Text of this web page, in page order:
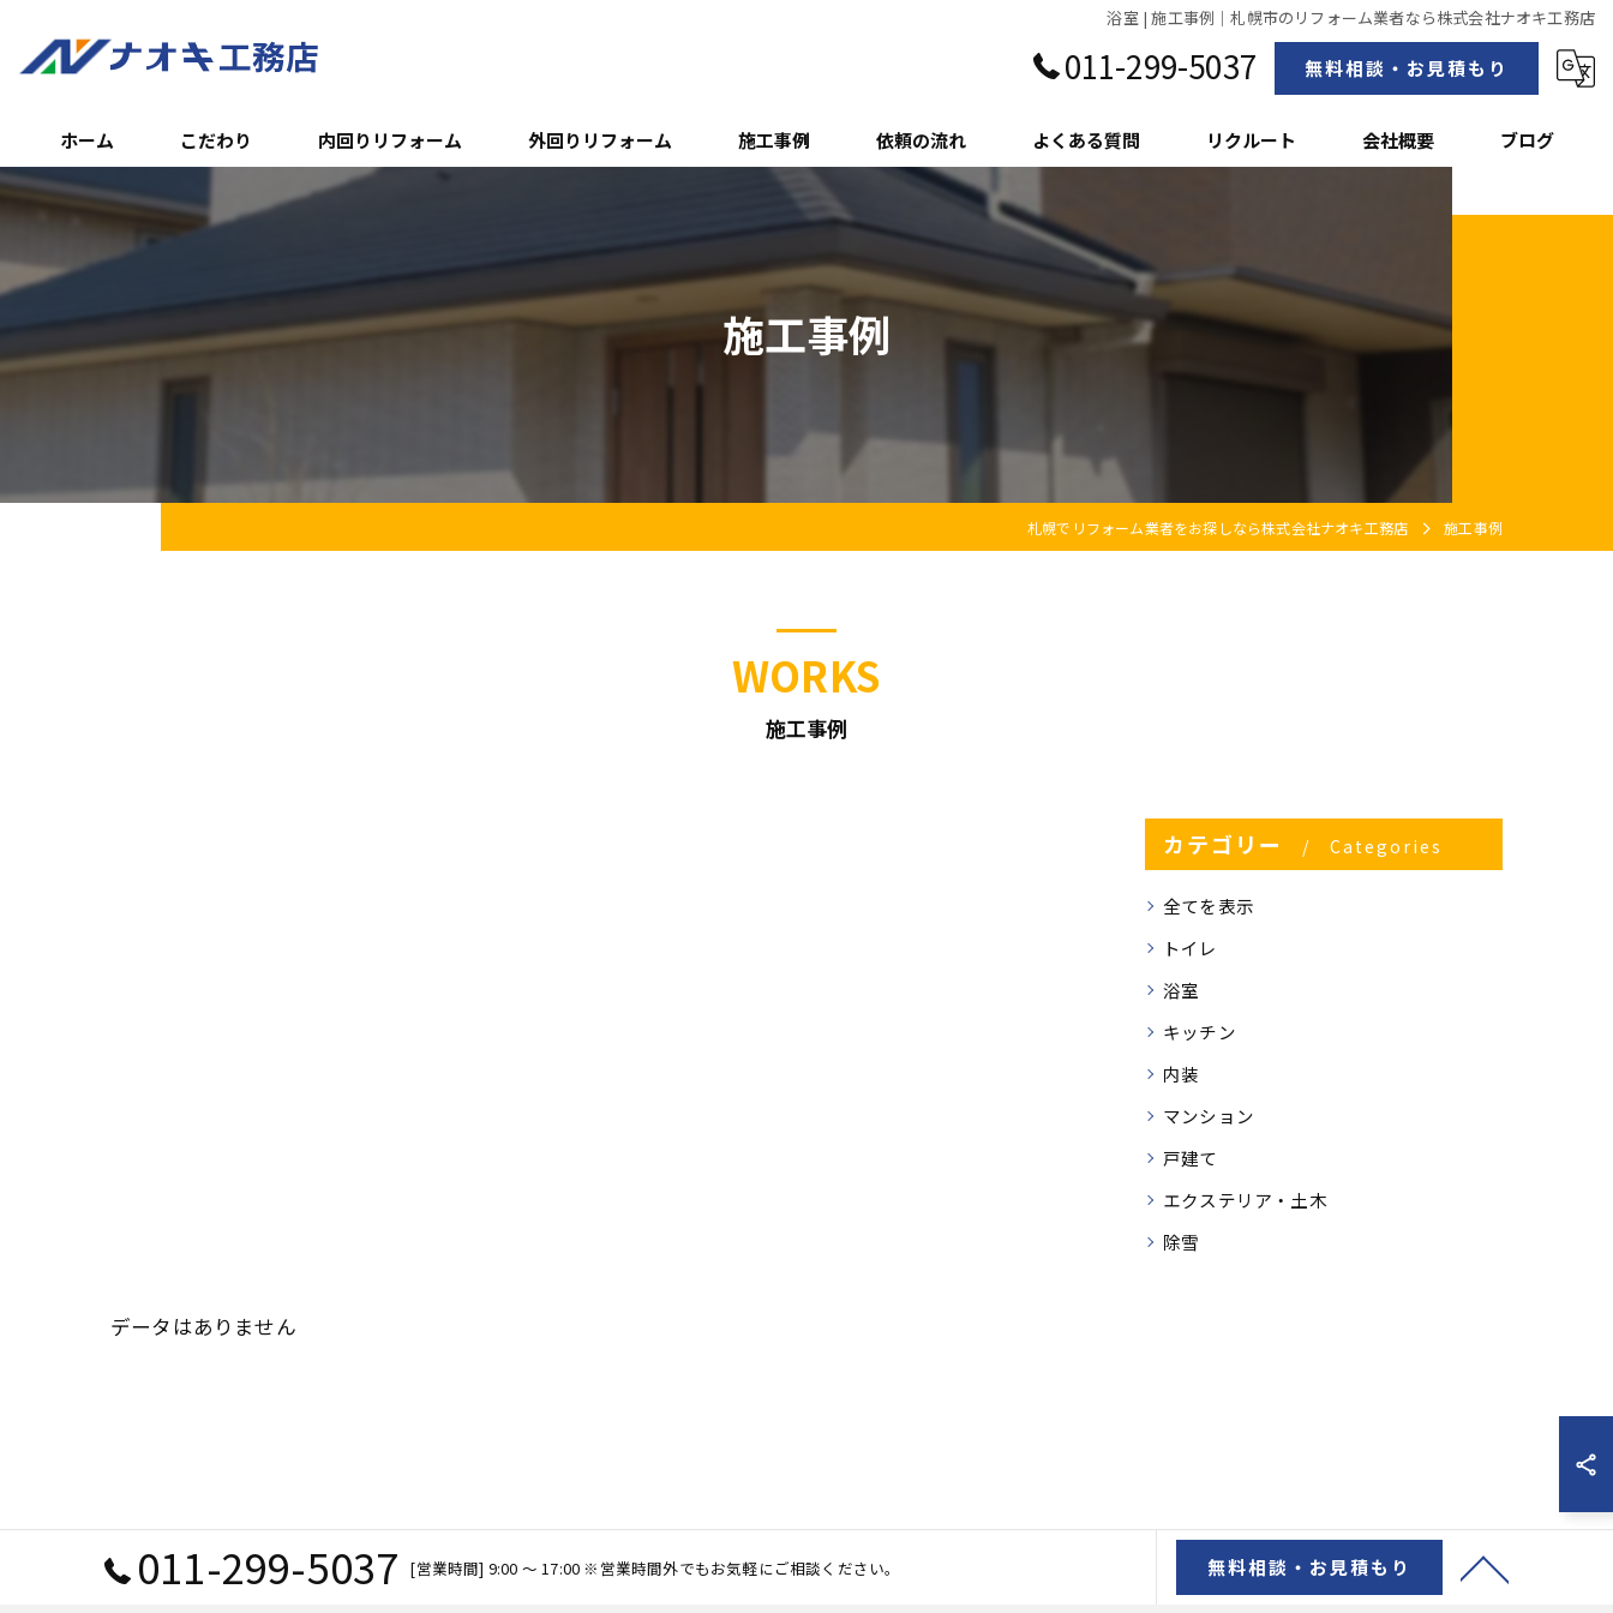
浴室 | 施工事例｜札幌市のリフォーム業者なら株式会社ナオキ工務店
011-299-5037 無料相談・お見積もり
ホーム こだわり 内回りリフォーム
浴室のリフォーム
キッチンのリフォーム
外回りリフォーム
土木・増築
施工事例 依頼の流れ よくある質問 リクルート 会社概要
スタッフ紹介
ブログ
施工事例
札幌でリフォーム業者をお探しなら株式会社ナオキ工務店 施工事例
WORKS
施工事例
カテゴリー Categories
全てを表示
トイレ
浴室
キッチン
内装
マンション
戸建て
エクステリア・土木
除雪
データはありません
011-299-5037 [営業時間] 9:00 〜 17:00 ※営業時間外でもお気軽にご相談ください。 無料相談・お見積もり